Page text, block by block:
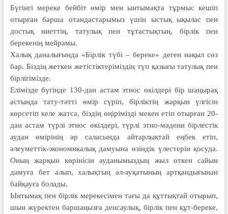
Бүгінгі мереке бейбіт өмір мен ынтымақта тұрмыс кешіп
отырған барша отандастарымыз үшін ыстық ықылас пен
достық ниеттің, татулық пен тұтастықтың, бірлік пен
берекенің мейрамы.
Халық даналығында «Бірлік түбі – береке» деген нақыл сөз
бар. Біздің жеткен жетістіктеріміздің түп қазығы татулық пен
бірлігімізде.
Елімізде бүгінде 130-дан астам этнос өкілдері бір шаңырақ
астында тату-тәтті өмір сүріп, бірліктің жарқын үлгісін
көрсетіп келе жатса, біздің өңірімізді мекен етіп отырған 20-
дан астам түрлі этнос өкілдері, түрлі этно-мәдени бірлестік
аудан өмірінің әр саласында айтарлықтай еңбек етіп,
әлеуметтік-экономикалық дамуына өзіндік үлестерін қосуда.
Оның жарқын көрінісін ауданымыздың жыл өткен сайын
дамуға бет алып, халықтың әл-ауқатының артқандығынан
байқауға болады.
Ынтымақ пен бірлік мерекесімен тағы да құттықтай отырып,
шын жүректен баршаңызға денсаулық, бірлік пен құт-береке,